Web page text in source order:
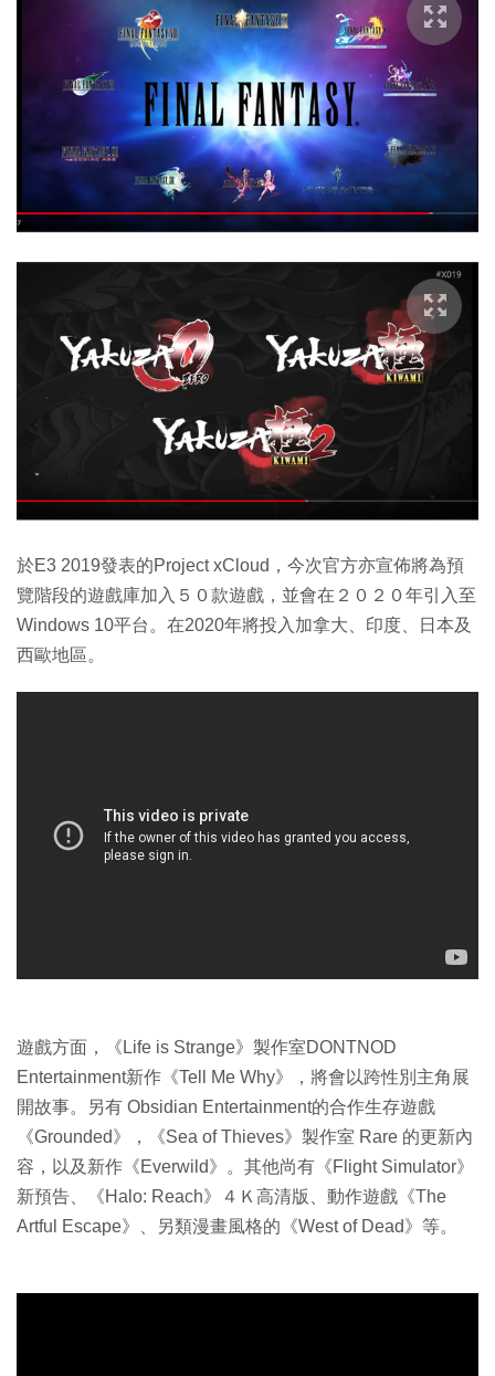
於E3 2019發表的Project xCloud，今次官方亦宣佈將為預
覽階段的遊戲庫加入５０款遊戲，並會在２０２０年引入至
Windows 10平台。在2020年將投入加拿大、印度、日本及
西歐地區。
遊戲方面，《Life is Strange》製作室DONTNOD
Entertainment新作《Tell Me Why》，將會以跨性別主角展
開故事。另有 Obsidian Entertainment的合作生存遊戲
《Grounded》，《Sea of Thieves》製作室 Rare 的更新內
容，以及新作《Everwild》。其他尚有《Flight Simulator》
新預告、《Halo: Reach》４Ｋ高清版、動作遊戲《The
Artful Escape》、另類漫畫風格的《West of Dead》等。